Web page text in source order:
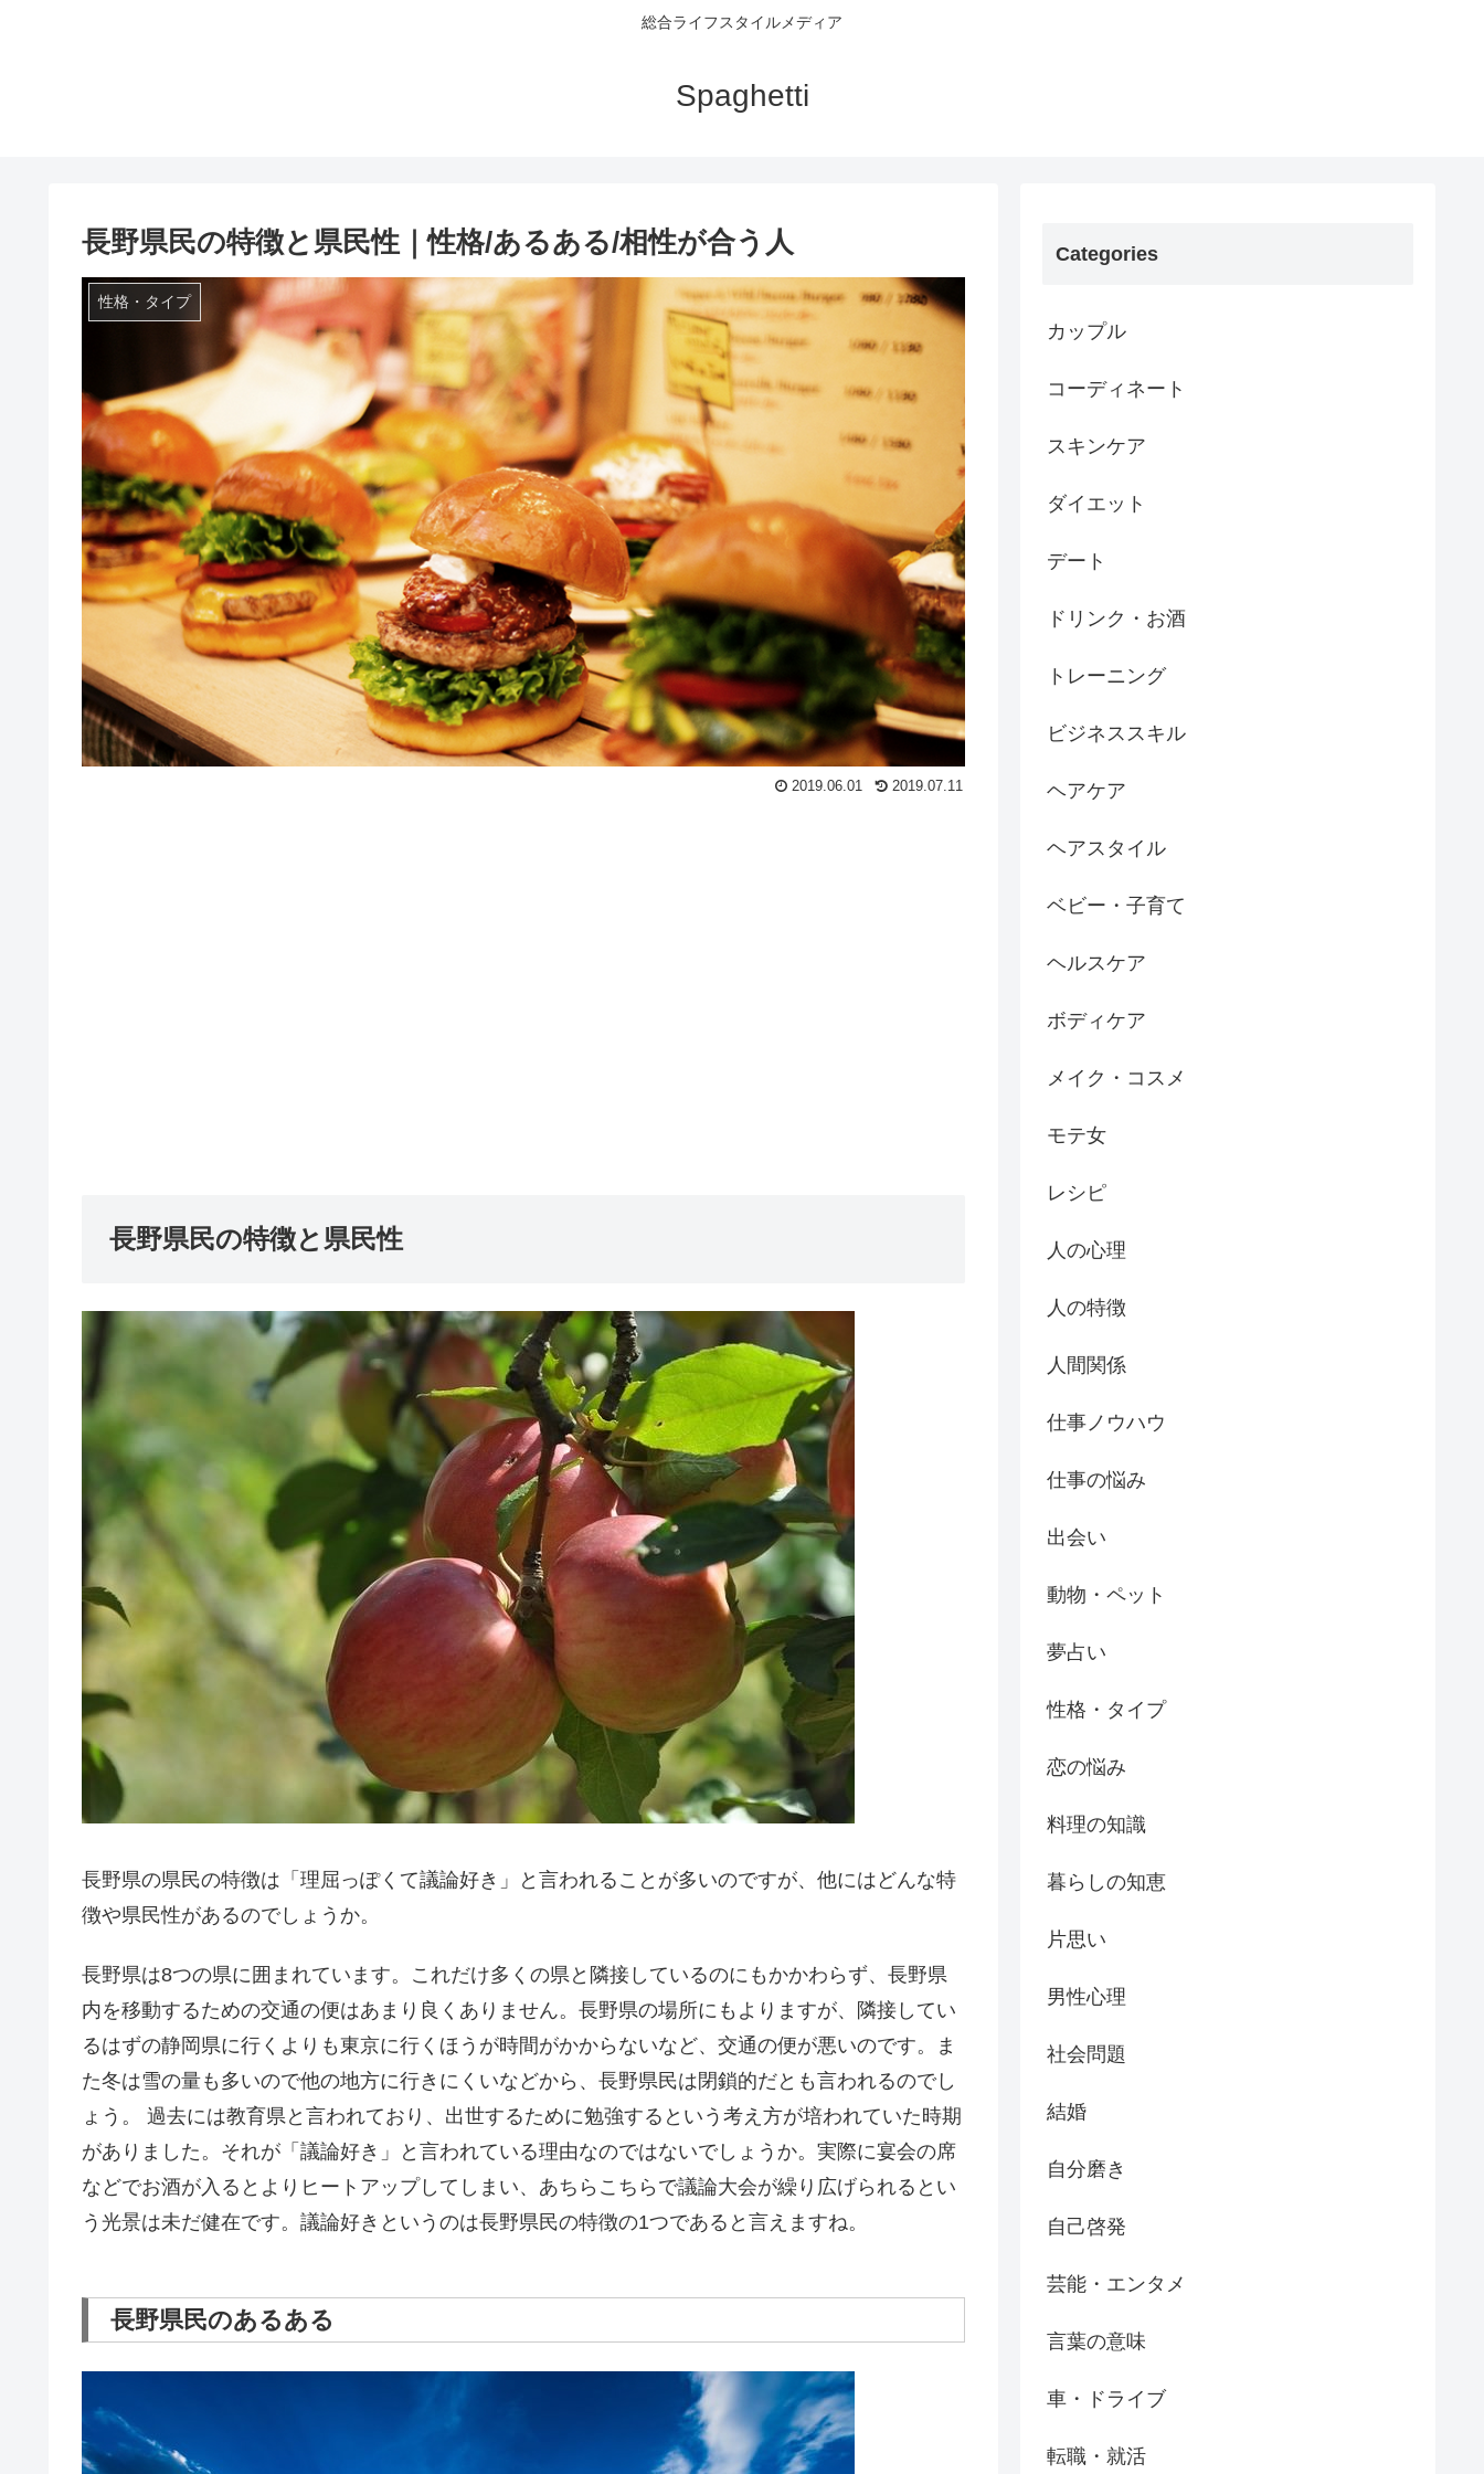
総合ライフスタイルメディア
Spaghetti
長野県民の特徴と県民性｜性格/あるある/相性が合う人
性格・タイプ
2019.07.11
2019.06.01
長野県民の特徴と県民性
長野県の県民の特徴は「理屈っぽくて議論好き」と言われることが多いのですが、他にはどんな特
徴や県民性があるのでしょうか。
長野県は8つの県に囲まれています。これだけ多くの県と隣接しているのにもかかわらず、長野県
内を移動するための交通の便はあまり良くありません。長野県の場所にもよりますが、隣接してい
るはずの静岡県に行くよりも東京に行くほうが時間がかからないなど、交通の便が悪いのです。ま
た冬は雪の量も多いので他の地方に行きにくいなどから、長野県民は閉鎖的だとも言われるのでし
ょう。 過去には教育県と言われており、出世するために勉強するという考え方が培われていた時期
がありました。それが「議論好き」と言われている理由なのではないでしょうか。実際に宴会の席
などでお酒が入るとよりヒートアップしてしまい、あちらこちらで議論大会が繰り広げられるとい
う光景は未だ健在です。議論好きというのは長野県民の特徴の1つであると言えますね。
長野県民のあるある
Categories
カップル
コーディネート
スキンケア
ダイエット
デート
ドリンク・お酒
トレーニング
ビジネススキル
ヘアケア
ヘアスタイル
ベビー・子育て
ヘルスケア
ボディケア
メイク・コスメ
モテ女
レシピ
人の心理
人の特徴
人間関係
仕事ノウハウ
仕事の悩み
出会い
動物・ペット
夢占い
性格・タイプ
恋の悩み
料理の知識
暮らしの知恵
片思い
男性心理
社会問題
結婚
自分磨き
自己啓発
芸能・エンタメ
言葉の意味
車・ドライブ
転職・就活